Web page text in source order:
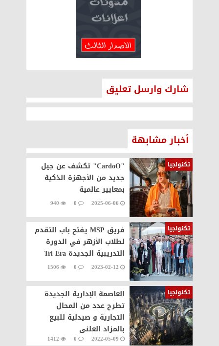
شارك وارسل تعليق
أخبار مشابهة
تكنولجيا
"CardoO" تكشف عن جيل
جديد من الأجهزة الذكية
بمعايير عالمية
2025-06-06
0
940
تكنولجيا
فريق MSP يفتح باب التقدم
لطلاب الأزهر في الدورة
التدريبية الجديدة Tri Era
2023-02-12
0
1506
تكنولجيا
العاصمة الإدارية الجديدة
تطرح عدد من المحال
التجارية و صيدلية للبيع
بالمزاد العلنى
2022-05-09
0
1412